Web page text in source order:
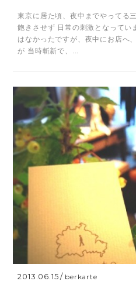
東京に居た頃、夜中までやってる
飽きさせず 日常の刺激となってい
はなかったですが、夜中にお店へ
が 当時斬新で、...
2013.06.15 berkarte